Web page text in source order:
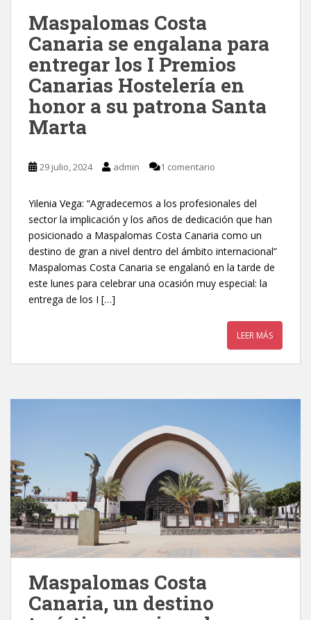
Maspalomas Costa
Canaria se engalana para
entregar los I Premios
Canarias Hostelería en
honor a su patrona Santa
Marta
29 julio, 2024 admin 1 comentario
Yilenia Vega: “Agradecemos a los profesionales del
sector la implicación y los años de dedicación que han
posicionado a Maspalomas Costa Canaria como un
destino de gran a nivel dentro del ámbito internacional”
Maspalomas Costa Canaria se engalanó en la tarde de
este lunes para celebrar una ocasión muy especial: la
entrega de los I […]
LEER MÁS
Maspalomas Costa
Canaria, un destino